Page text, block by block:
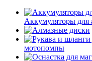
Аккумуляторы для
мотопомпы